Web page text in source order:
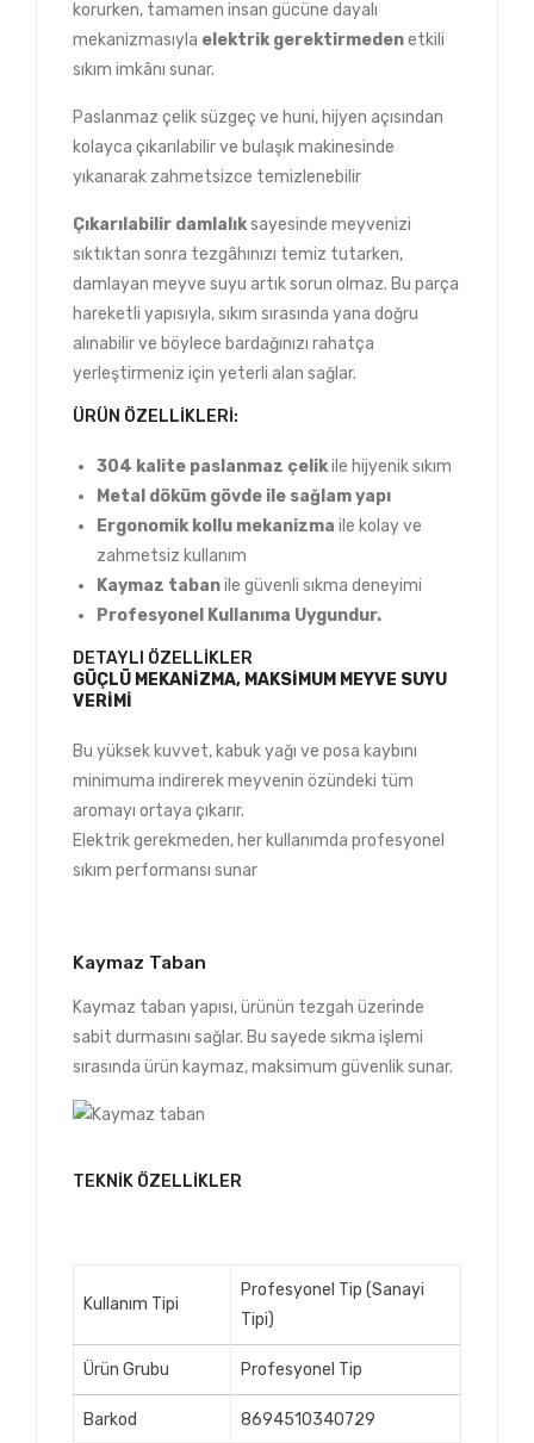
korurken, tamamen insan gücüne dayalı
mekanizmasıyla elektrik gerektirmedenetkili
sıkım imkânı sunar.
Paslanmaz çelik süzgeç ve huni, hijyen açısından
kolayca çıkarılabilir ve bulaşık makinesinde
yıkanarak zahmetsizce temizlenebilir
Çıkarılabilir damlalıksayesinde meyvenizi
sıktıktan sonra tezgâhınızı temiz tutarken,
damlayan meyve suyu artık sorun olmaz. Bu parça
hareketli yapısıyla, sıkım sırasında yana doğru
alınabilir ve böylece bardağınızı rahatça
yerleştirmeniz için yeterli alan sağlar.
ÜRÜN ÖZELLIKLERI:
304 kalite paslanmaz çelikile hijyenik sıkım
Metal döküm gövde ile sağlam yapı
Ergonomik kollu mekanizma ile kolay ve
zahmetsiz kullanım
Kaymaz tabanile güvenli sıkma deneyimi
Profesyonel Kullanıma Uygundur.
DETAYLI ÖZELLIKLER
GÜÇLÜ MEKANIZMA, MAKSIMUM MEYVE SUYU
VERIMI
Bu yüksek kuvvet, kabuk yağı ve posa kaybını
minimuma indirerek meyvenin özündeki tüm
aromayı ortaya çıkarır.
Elektrik gerekmeden, her kullanımda profesyonel
sıkım performansı sunar
Kaymaz Taban
Kaymaz taban yapısı, ürünün tezgah üzerinde
sabit durmasını sağlar. Bu sayede sıkma işlemi
sırasında ürün kaymaz, maksimum güvenlik sunar.
TEKNIK ÖZELLIKLER
Kullanım Tipi
Profesyonel Tip (Sanayi
Tipi)
Ürün Grubu Profesyonel Tip
Barkod 8694510340729